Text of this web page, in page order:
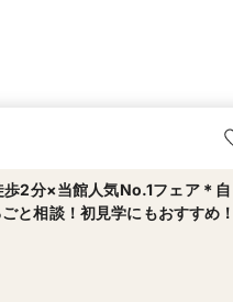
歩2分×当館人気No.1フェア＊自
と相談！初見学にもおすすめ！